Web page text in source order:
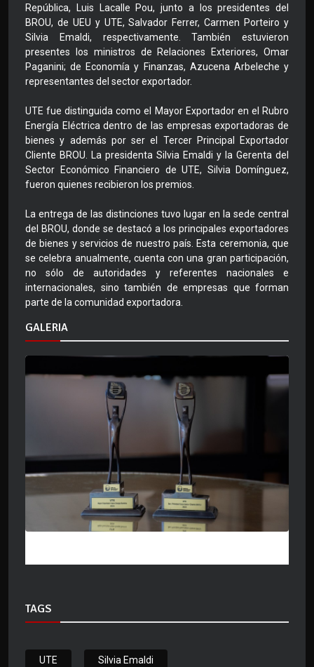
República, Luis Lacalle Pou, junto a los presidentes del
BROU, de UEU y UTE, Salvador Ferrer, Carmen Porteiro y
Silvia Emaldi, respectivamente. También estuvieron
presentes los ministros de Relaciones Exteriores, Omar
Paganini; de Economía y Finanzas, Azucena Arbeleche y
representantes del sector exportador.
UTE fue distinguida como el Mayor Exportador en el Rubro
Energía Eléctrica dentro de las empresas exportadoras de
bienes y además por ser el Tercer Principal Exportador
Cliente BROU. La presidenta Silvia Emaldi y la Gerenta del
Sector Económico Financiero de UTE, Silvia Domínguez,
fueron quienes recibieron los premios.
La entrega de las distinciones tuvo lugar en la sede central
del BROU, donde se destacó a los principales exportadores
de bienes y servicios de nuestro país. Esta ceremonia, que
se celebra anualmente, cuenta con una gran participación,
no sólo de autoridades y referentes nacionales e
internacionales, sino también de empresas que forman
parte de la comunidad exportadora.
GALERIA
TAGS
UTE Silvia Emaldi